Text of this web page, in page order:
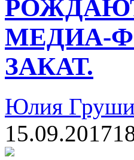
МЕДИА-
ЗАКАТ.
Юлия
15.09.2017